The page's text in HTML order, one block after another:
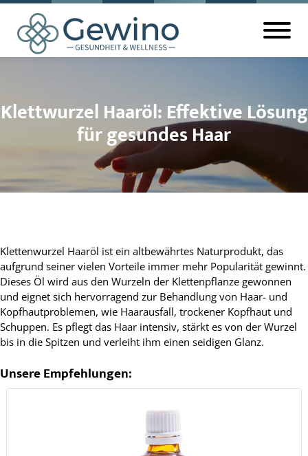
Klettwurzel Haaröl: Effektive Lösung
für gesundes Haar
Klettenwurzel Haaröl ist ein altbewährtes Naturprodukt, das
aufgrund seiner vielen Vorteile immer mehr Popularität gewinnt.
Dieses Öl wird aus den Wurzeln der Klettenpflanze gewonnen
und eignet sich hervorragend zur Behandlung von Haar- und
Kopfhautproblemen, wie Haarausfall, trockener Kopfhaut und
Schuppen. Es pflegt das Haar intensiv, stärkt es von der Wurzel
bis in die Spitzen und verleiht ihm einen seidigen Glanz.
Unsere Empfehlungen: